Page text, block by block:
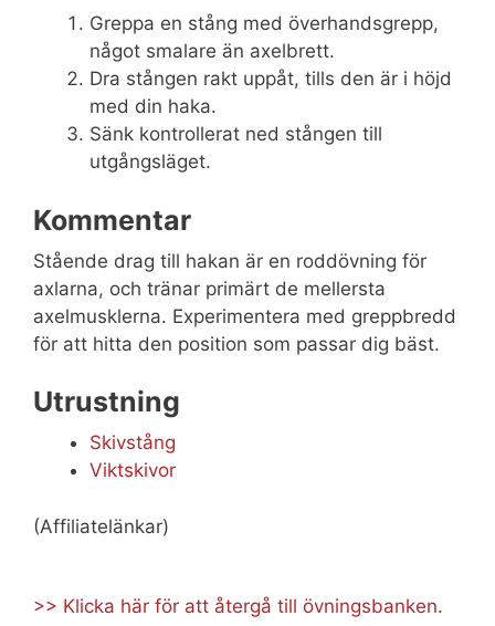
Greppa en stång med överhandsgrepp,
något smalare än axelbrett.
Dra stången rakt uppåt, tills den är i höjd
med din haka.
Sänk kontrollerat ned stången till
utgångsläget.
Kommentar
Stående drag till hakan är en roddövning för
axlarna, och tränar primärt de mellersta
axelmusklerna. Experimentera med greppbredd
för att hitta den position som passar dig bäst.
Utrustning
Skivstång
Viktskivor
(Affiliatelänkar)
>> Klicka här för att återgå till övningsbanken.